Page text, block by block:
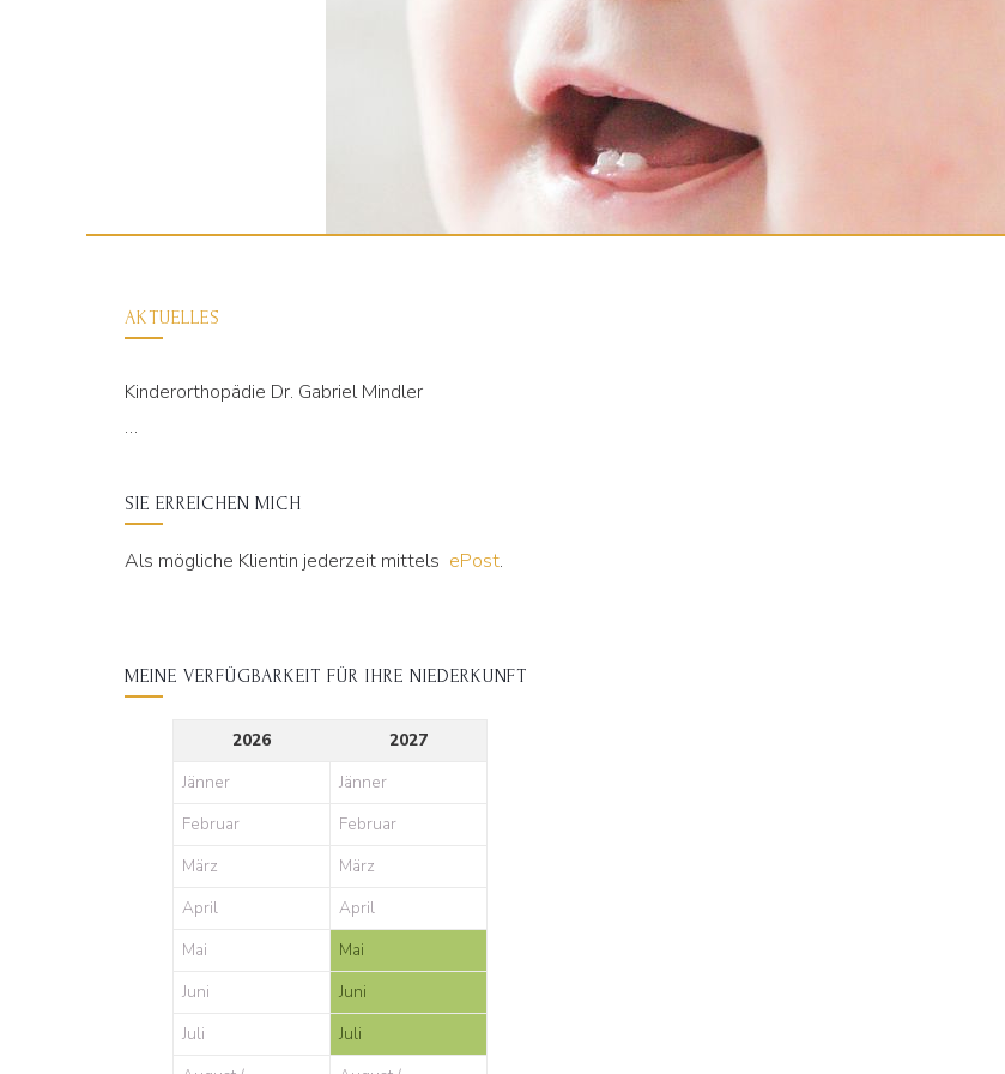
AKTUELLES
Kinderorthopädie Dr. Gabriel Mindler
…
SIE ERREICHEN MICH
Als mögliche Klientin jederzeit mittels ePost.
MEINE VERFÜGBARKEIT FÜR IHRE NIEDERKUNFT
2026
2027
Jänner
Jänner
Februar
Februar
März
März
April
April
Mai
Mai
Juni
Juni
Juli
Juli